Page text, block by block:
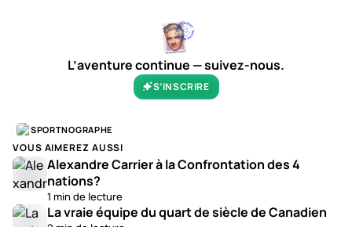
L’aventure continue — suivez-nous.
S’INSCRIRE
SPORTNOGRAPHE
VOUS AIMEREZ AUSSI
Alexandre Carrier à la Confrontation des 4
nations?
1 min de lecture
La vraie équipe du quart de siècle de Canadien